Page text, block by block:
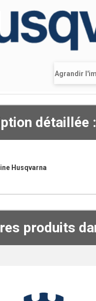
Agrandir
détaillée :
Husqvarna
produits